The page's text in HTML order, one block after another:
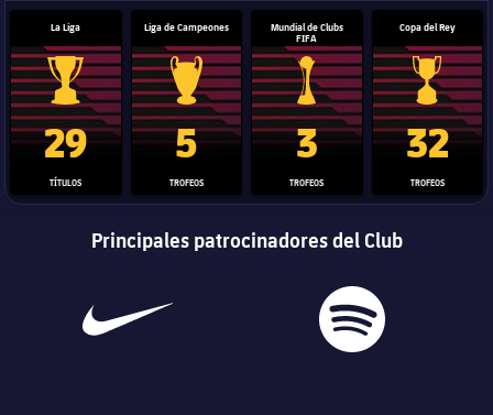
La Liga
Trofeo de La Liga
29
TÍTULOS
Liga de Campeones
Trofeo de la Liga de Campeones
5
TROFEOS
Mundial de Clubs
FIFA
Trofeo del Mundial de
3
TROFEOS
Copa del Rey
Copa del
32
TROFEOS
Principales patrocinadores del Club